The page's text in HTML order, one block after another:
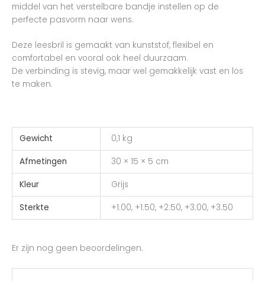
middel van het verstelbare bandje instellen op de
perfecte pasvorm naar wens.
Deze leesbril is gemaakt van kunststof, flexibel en
comfortabel en vooral ook heel duurzaam.
De verbinding is stevig, maar wel gemakkelijk vast en los
te maken.
Gewicht 0,1 kg
Afmetingen 30 × 15 × 5 cm
Kleur Grijs
Sterkte +1.00, +1.50, +2.50, +3.00, +3.50
Er zijn nog geen beoordelingen.